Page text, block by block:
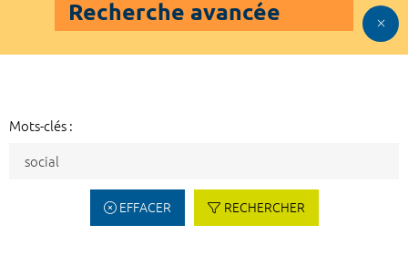
Recherche avancée
Mots-clés :
EFFACER RECHERCHER